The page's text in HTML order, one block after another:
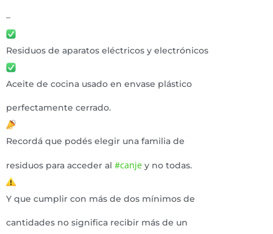
–
Residuos de aparatos eléctricos y electrónicos
Aceite de cocina usado en envase plástico
perfectamente cerrado.
Recordá que podés elegir una familia de
residuos para acceder al #canje y no todas.
Y que cumplir con más de dos mínimos de
cantidades no significa recibir más de un